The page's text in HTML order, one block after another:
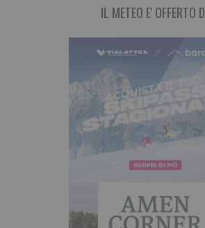
IL METEO E' OFFERTO